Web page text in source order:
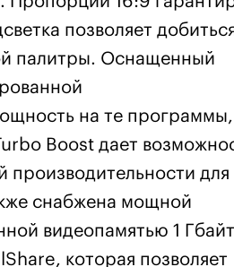
позволяет
палитры. Оснащенный
на те программы,
Boost дает
для
снабжена мощной
видеопамятью 1
которая позволяет